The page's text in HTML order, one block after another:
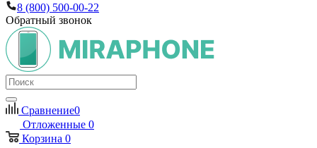
8 (800) 500-00-22
Обратный звонок
Сравнение0
Отложенные 0
Корзина 0